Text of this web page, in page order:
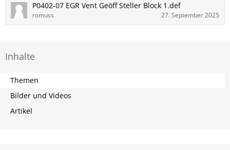
P0402-07 EGR Vent Geöff Steller Block 1.def
romuss 27. September 2025
Inhalte
Themen
Bilder und Videos
Artikel